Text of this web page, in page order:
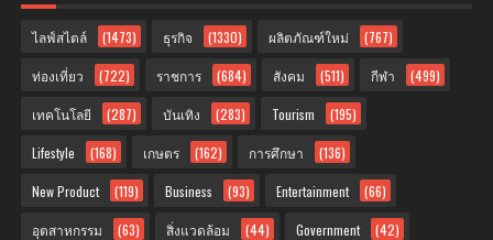
ไลฟ์สไตล์ (1473) ธุรกิจ (1330) ผลิตภัณฑ์ใหม่ (767)
ท่องเที่ยว (722) ราชการ (684) สังคม (511) กีฬา (499)
เทคโนโลยี (287) บันเทิง (283) Tourism (195)
Lifestyle (168) เกษตร (162) การศึกษา (136)
New Product (119) Business (93) Entertainment (66)
อุตสาหกรรม (63) สิ่งแวดล้อม (44) Government (42)